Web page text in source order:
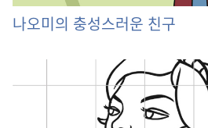
나오미의 충성스러운 친구